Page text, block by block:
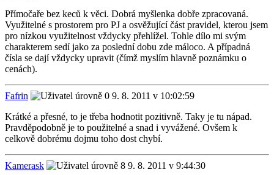
Přímočaře bez keců k věci. Dobrá myšlenka dobře zpracovaná.
Využitelné s prostorem pro PJ a osvěžující část pravidel, kterou jsem
pro nízkou využitelnost vždycky přehlížel. Tohle dílo mi svým
charakterem sedí jako za poslední dobu zde máloco. A případná
čísla se dají vždycky upravit (čímž myslím hlavně poznámku o
cenách).
Fafrin
9. 8. 2011 v 10:02:59
Krátké a přesné, to je třeba hodnotit pozitivně. Taky je tu nápad.
Pravděpodobně je to použitelné a snad i vyvážené. Ovšem k
celkově dobrému dojmu toho dost chybí.
Kamerask
9. 8. 2011 v 9:44:30